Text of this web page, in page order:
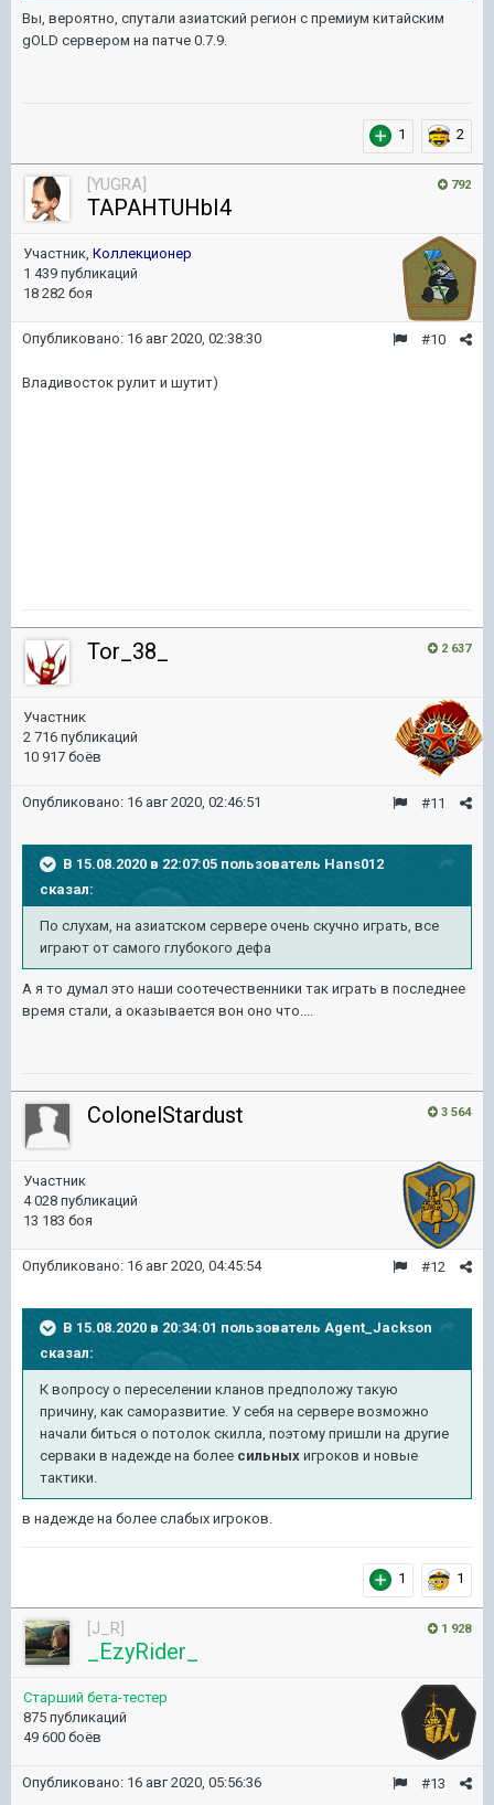
Вы, вероятно, спутали азиатский регион с премиум китайским
gOLD сервером на патче 0.7.9.
1 2
792
[YUGRA]
TAPAHTUHbI4
Участник, Коллекционер
1 439 публикаций
18 282 боя
#10
Опубликовано: 16 авг 2020, 02:38:30
Владивосток рулит и шутит)
2 637
Tor_38_
Участник
2 716 публикаций
10 917 боёв
#11
Опубликовано: 16 авг 2020, 02:46:51
В 15.08.2020 в 22:07:05 пользователь Hans012
сказал:
По слухам, на азиатском сервере очень скучно играть, все
играют от самого глубокого дефа
А я то думал это наши соотечественники так играть в последнее
время стали, а оказывается вон оно что....
3 564
ColonelStardust
Участник
4 028 публикаций
13 183 боя
#12
Опубликовано: 16 авг 2020, 04:45:54
В 15.08.2020 в 20:34:01 пользователь Agent_Jackson
сказал:
К вопросу о переселении кланов предположу такую
причину, как саморазвитие. У себя на сервере возможно
начали биться о потолок скилла, поэтому пришли на другие
серваки в надежде на более сильных игроков и новые
тактики.
в надежде на более слабых игроков.
1 1
1 928
[J_R]
_EzyRider_
Старший бета-тестер
875 публикаций
49 600 боёв
#13
Опубликовано: 16 авг 2020, 05:56:36